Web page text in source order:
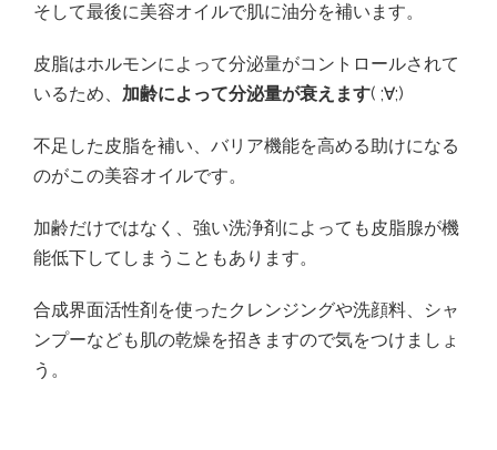
そして最後に美容オイルで肌に油分を補います。
皮脂はホルモンによって分泌量がコントロールされて
いるため、 加齢によって分泌量が衰えます( ;∀;)
不足した皮脂を補い、バリア機能を高める助けになる
のがこの美容オイルです。
加齢だけではなく、強い洗浄剤によっても皮脂腺が機
能低下してしまうこともあります。
合成界面活性剤を使ったクレンジングや洗顔料、シャ
ンプーなども肌の乾燥を招きますので気をつけましょ
う。